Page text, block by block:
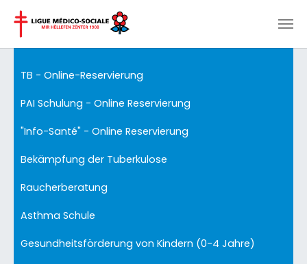
TB - Online-Reservierung
PAI Schulung - Online Reservierung
"Info-Santé" - Online Reservierung
Bekämpfung der Tuberkulose
Raucherberatung
Asthma Schule
Gesundheitsförderung von Kindern (0-4 Jahre)